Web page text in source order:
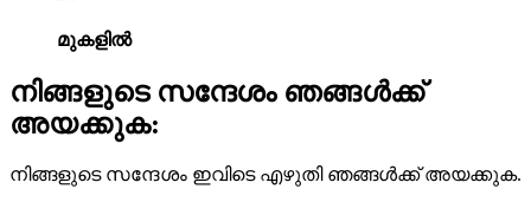
മുകളിൽ
നിങ്ങളുടെ സന്ദേശം ഞങ്ങൾക്ക്
അയക്കുക:
നിങ്ങളുടെ സന്ദേശം ഇവിടെ എഴുതി ഞങ്ങൾക്ക് അയക്കുക.